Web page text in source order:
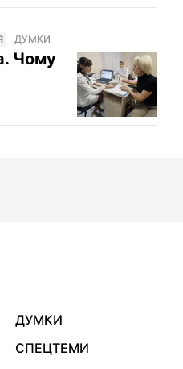
ДУМКИ
Чому
ДУМКИ
СПЕЦТЕМИ